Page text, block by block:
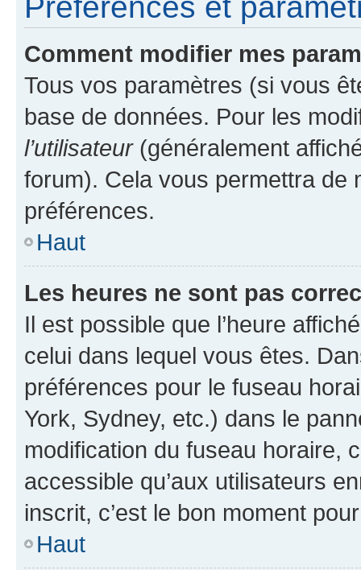
Comment modifier mes
Tous vos paramètres (si vous
base de données. Pour les
l’utilisateur(généralement
forum). Cela vous permettra de
préférences.
Haut
Les heures ne sont pas
Il est possible que l’heure
celui dans lequel vous êtes.
préférences pour le fuseau
York, Sydney, etc.) dans le
modification du fuseau horaire,
accessible qu’aux utilisateurs
inscrit, c’est le bon moment
Haut